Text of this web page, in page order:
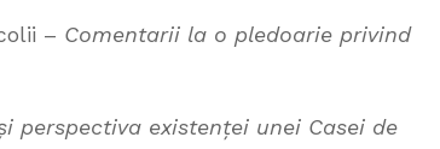
– Comentarii la o pledoarie privind
perspectiva existenței unei Casei de